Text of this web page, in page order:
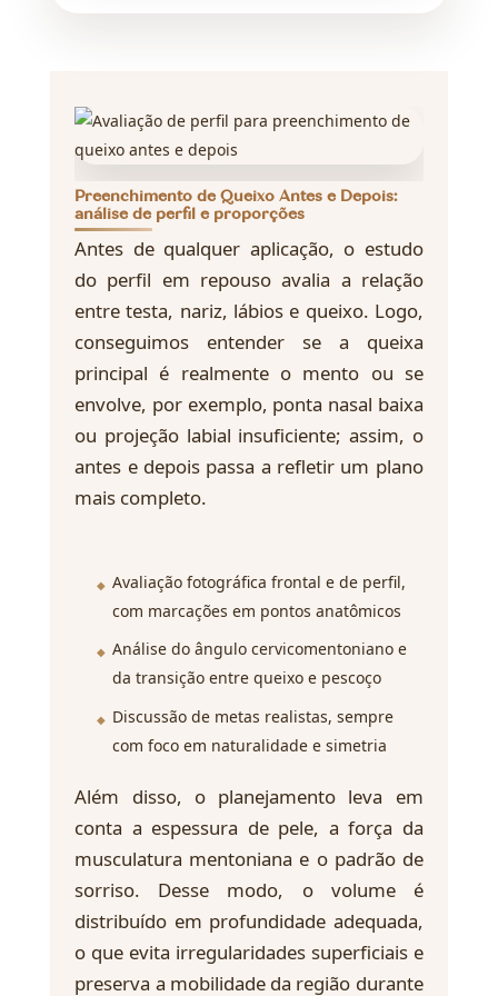
Preenchimento de Queixo Antes e Depois:
análise de perfil e proporções
Antes de qualquer aplicação, o estudo
do perfil em repouso avalia a relação
entre testa, nariz, lábios e queixo. Logo,
conseguimos entender se a queixa
principal é realmente o mento ou se
envolve, por exemplo, ponta nasal baixa
ou projeção labial insuficiente; assim, o
antes e depois passa a refletir um plano
mais completo.
Avaliação fotográfica frontal e de perfil,
com marcações em pontos anatômicos
Análise do ângulo cervicomentoniano e
da transição entre queixo e pescoço
Discussão de metas realistas, sempre
com foco em naturalidade e simetria
Além disso, o planejamento leva em
conta a espessura de pele, a força da
musculatura mentoniana e o padrão de
sorriso. Desse modo, o volume é
distribuído em profundidade adequada,
o que evita irregularidades superficiais e
preserva a mobilidade da região durante